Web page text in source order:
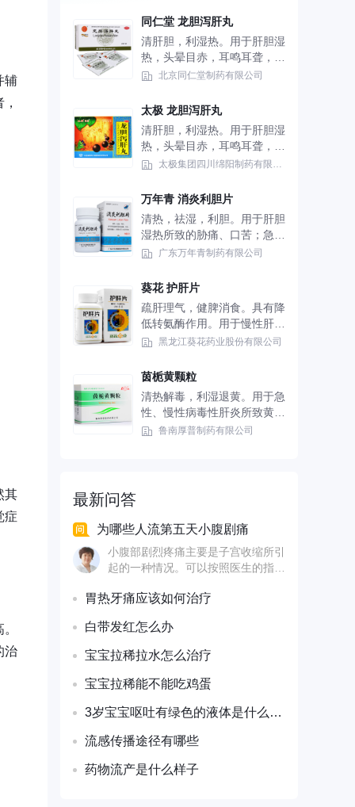
辅
其
症
治
同仁堂 龙胆泻肝丸
清肝胆，利湿热。用于肝胆湿
热，头晕目赤，耳鸣耳聋，胁
痛口苦，尿赤，湿热带下。
北京同仁堂制药有限公司
太极 龙胆泻肝丸
清肝胆，利湿热。用于肝胆湿
热，头晕目赤，耳鸣耳聋，耳
肿疼痛，胁痛口苦，尿赤涩
太极集团四川绵阳制药有限公司
万年青 消炎利胆片
清热，祛湿，利胆。用于肝胆
湿热所致的胁痛、口苦；急性
胆囊炎、胆管炎见上述证候
广东万年青制药有限公司
葵花 护肝片
疏肝理气，健脾消食。具有降
低转氨酶作用。用于慢性肝炎
及早期肝硬化等。
黑龙江葵花药业股份有限公司
茵栀黄颗粒
清热解毒，利湿退黄。用于急
性、慢性病毒性肝炎所致黄疸
及转氨酶升高，属于湿热邪毒
鲁南厚普制药有限公司
最新问答
为哪些人流第五天小腹剧痛
小腹部剧烈疼痛主要是子宫收缩所引
起的一种情况。可以按照医生的指导
镇痛的作用，人流以后就会导致子宫
具有补气血的作用，人流会对女性的
身体造成伤害，会引起腰坠胀。
胃热牙痛应该如何治疗
白带发红怎么办
宝宝拉稀拉水怎么治疗
宝宝拉稀能不能吃鸡蛋
3岁宝宝呕吐有绿色的液体是什么原因引起的
流感传播途径有哪些
药物流产是什么样子